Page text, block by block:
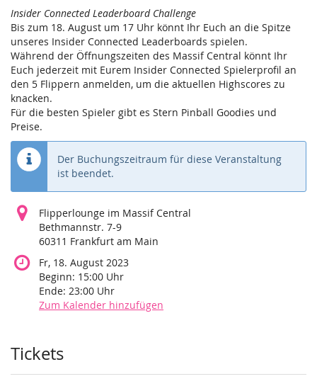
Insider Connected Leaderboard Challenge
Bis zum 18. August um 17 Uhr könnt Ihr Euch an die Spitze
unseres Insider Connected Leaderboards spielen.
Während der Öffnungszeiten des Massif Central könnt Ihr
Euch jederzeit mit Eurem Insider Connected Spielerprofil an
den 5 Flippern anmelden, um die aktuellen Highscores zu
knacken.
Für die besten Spieler gibt es Stern Pinball Goodies und
Preise.
Der Buchungszeitraum für diese Veranstaltung
ist beendet.
Flipperlounge im Massif Central
Bethmannstr. 7-9
60311 Frankfurt am Main
Fr, 18. August 2023
Beginn: 15:00 Uhr
Ende: 23:00 Uhr
Zum Kalender hinzufügen
Produkte
Tickets